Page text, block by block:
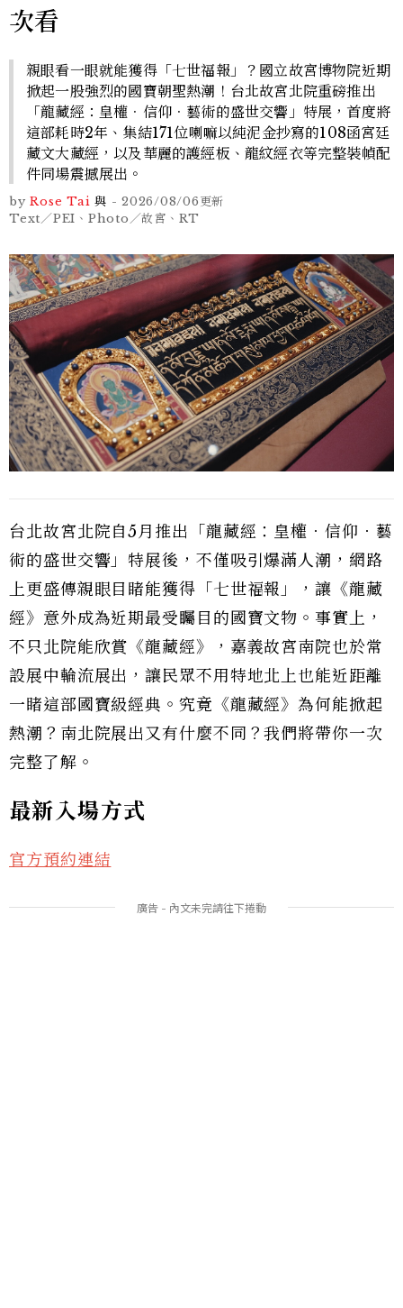
次看
親眼看一眼就能獲得「七世福報」？國立故宮博物院近期
掀起一股強烈的國寶朝聖熱潮！台北故宮北院重磅推出
「龍藏經：皇權．信仰．藝術的盛世交響」特展，首度將
這部耗時2年、集結171位喇嘛以純泥金抄寫的108函宮廷
藏文大藏經，以及華麗的護經板、龍紋經衣等完整裝幀配
件同場震撼展出。
by Rose Tai 與 - 2026/08/06更新
Text／PEI、Photo／故宮、RT
台北故宮北院自5月推出「龍藏經：皇權．信仰．藝
術的盛世交響」特展後，不僅吸引爆滿人潮，網路
上更盛傳親眼目睹能獲得「七世福報」，讓《龍藏
經》意外成為近期最受矚目的國寶文物。事實上，
不只北院能欣賞《龍藏經》，嘉義故宮南院也於常
設展中輪流展出，讓民眾不用特地北上也能近距離
一睹這部國寶級經典。究竟《龍藏經》為何能掀起
熱潮？南北院展出又有什麼不同？我們將帶你一次
完整了解。
最新入場方式
官方預約連結